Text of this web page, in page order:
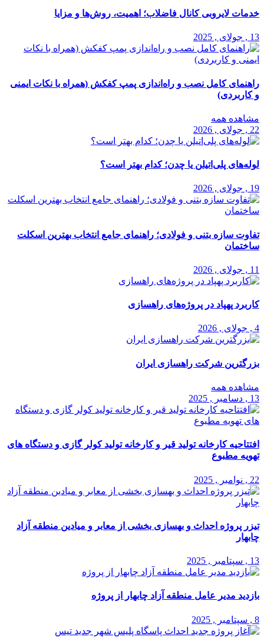
خدمات لایروبی کانال فاضلاب؛ اهمیت، روش‌ها و مزایا
13 , جولای , 2025
راهنمای کامل نصب و راه‌اندازی پمپ کفکش (همراه با نکات ایمنی
و کاربردی)
مشاهده همه
22 , جولای , 2026
لوله‌های پلی‌اتیلن یا چدن؛ کدام بهتر است؟
19 , جولای , 2026
تفاوت سازه بتنی و فولادی؛ راهنمای جامع انتخاب بهترین اسکلت
ساختمان
11 , جولای , 2026
کاربرد پهپاد در پروژه‌های راهسازی
4 , جولای , 2026
بزرگترین شرکت راهسازی ایران
مشاهده همه
13 , دسامبر , 2025
افتتاحیه کارخانه تولید قیر و کارخانه تولید کولر گازی و دستگاه های
تهویه مطبوع
22 , نوامبر , 2025
تیزر پروژه احداث و بهسازی بخشی از معابر و میادین منطقه آزاد
چابهار
13 , سپتامبر , 2025
بازدید مدیر عامل منطقه آزاد چابهار از پروژه
8 , سپتامبر , 2025